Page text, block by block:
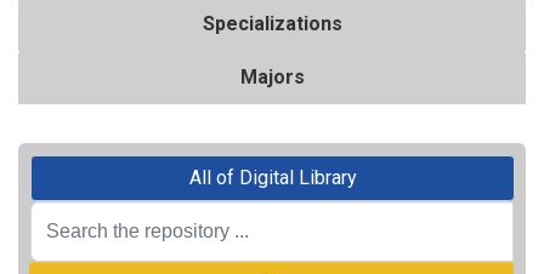
Specializations
Majors
All of Digital Library